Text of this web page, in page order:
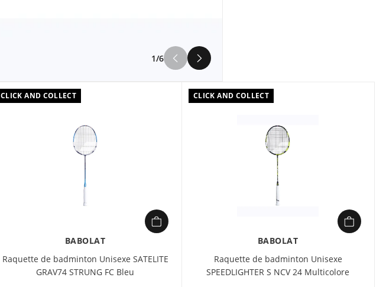
1/6
JETSTREAM 74 STRUNG NC
Blanc en vente à prix
CLICK AND COLLECT
BABOLAT
Raquette de badminton Unisexe SATELITE
GRAV74 STRUNG FC Bleu
CLICK AND COLLECT
BABOLAT
Raquette de badminton Unisexe
SPEEDLIGHTER S NCV 24 Multicolore